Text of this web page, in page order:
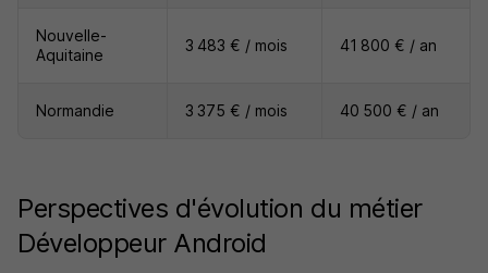
Nouvelle-
Aquitaine
3 483 € / mois 41 800 € / an
Normandie 3 375 € / mois 40 500 € / an
Perspectives d'évolution du métier
Développeur Android